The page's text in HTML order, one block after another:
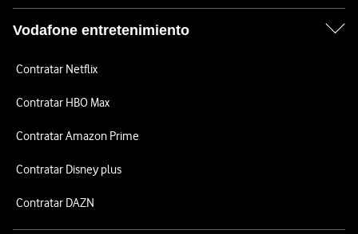
Vodafone entretenimiento
Contratar Netflix
Contratar HBO Max
Contratar Amazon Prime
Contratar Disney plus
Contratar DAZN